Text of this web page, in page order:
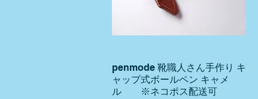
クイックビュー
penmode 靴職人さん手作り キ
ャップ式ボールペン キャメ
ル ※ネコポス配送可